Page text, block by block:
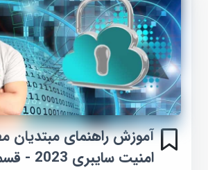
آموزش راهنمای مبتدیان
امنیت سایبری 2023 - قسمت 1